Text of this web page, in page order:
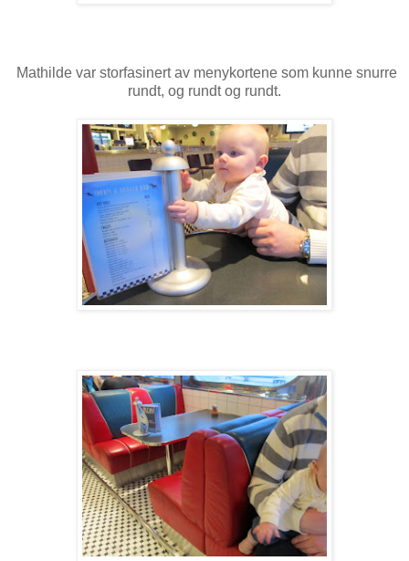
Mathilde var storfasinert av menykortene som kunne snurre
rundt, og rundt og rundt.